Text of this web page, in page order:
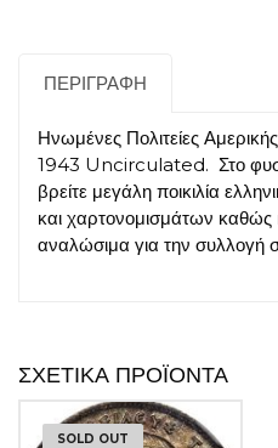
ΠΕΡΙΓΡΑΦΉ
Ηνωμένες Πολιτείες
1943 Uncirculated. Στο
βρείτε μεγάλη ποικιλία
και χαρτονομισμάτων καθώς
αναλώσιμα για την συλλογή
ΣΧΕΤΙΚΆ ΠΡΟΪΌΝΤΑ
SOLD OUT